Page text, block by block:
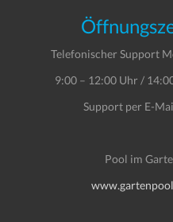
Telefonischer Support
9:00 – 12:00 Uhr /
Support per E-
Pool im